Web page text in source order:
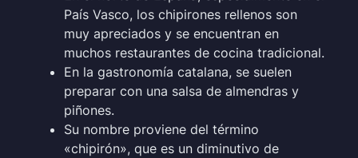
País Vasco, los chipirones rellenos son
muy apreciados y se encuentran en
muchos restaurantes de cocina tradicional.
En la gastronomía catalana, se suelen
preparar con una salsa de almendras y
piñones.
Su nombre proviene del término
«chipirón», que es un diminutivo de